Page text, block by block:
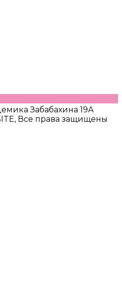
Забабахина 19А
Все права защищены